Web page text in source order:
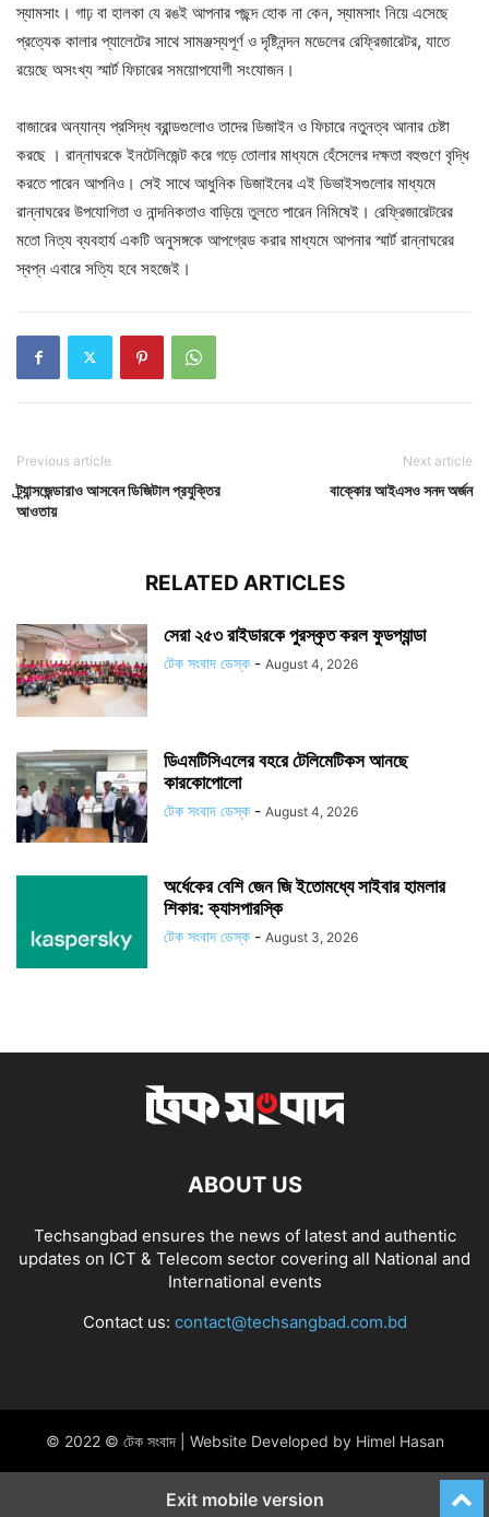
স্যামসাং। গাঢ় বা হালকা যে রঙই আপনার পছন্দ হোক না কেন, স্যামসাং নিয়ে এসেছে
প্রত্যেক কালার প্যালেটের সাথে সামঞ্জস্যপূর্ণ ও দৃষ্টিনন্দন মডেলের রেফ্রিজারেটর, যাতে
রয়েছে অসংখ্য স্মার্ট ফিচারের সময়োপযোগী সংযোজন।
বাজারের অন্যান্য প্রসিদ্ধ ব্রান্ডগুলোও তাদের ডিজাইন ও ফিচারে নতুনত্ব আনার চেষ্টা
করছে । রান্নাঘরকে ইনটেলিজেন্ট করে গড়ে তোলার মাধ্যমে হেঁসেলের দক্ষতা বহুগুণে বৃদ্ধি
করতে পারেন আপনিও। সেই সাথে আধুনিক ডিজাইনের এই ডিভাইসগুলোর মাধ্যমে
রান্নাঘরের উপযোগিতা ও নান্দনিকতাও বাড়িয়ে তুলতে পারেন নিমিষেই। রেফ্রিজারেটরের
মতো নিত্য ব্যবহার্য একটি অনুসঙ্গকে আপগ্রেড করার মাধ্যমে আপনার স্মার্ট রান্নাঘরের
স্বপ্ন এবারে সত্যি হবে সহজেই।
Previous article
ট্র্যান্সজেন্ডারাও আসবেন ডিজিটাল প্রযুক্তির
আওতায়
Next article
বাক্কোর আইএসও সনদ অর্জন
RELATED ARTICLES
সেরা ২৫৩ রাইডারকে পুরস্কৃত করল ফুডপ্যান্ডা
টেক সংবাদ ডেস্ক - August 4, 2026
ডিএমটিসিএলের বহরে টেলিমেটিকস আনছে
কারকোপোলো
টেক সংবাদ ডেস্ক - August 4, 2026
অর্ধেকের বেশি জেন জি ইতোমধ্যে সাইবার হামলার
শিকার: ক্যাসপারস্কি
টেক সংবাদ ডেস্ক - August 3, 2026
ABOUT US
Techsangbad ensures the news of latest and authentic
updates on ICT & Telecom sector covering all National and
International events
Contact us: contact@techsangbad.com.bd
© 2022 © টেক সংবাদ | Website Developed by Himel Hasan
Exit mobile version